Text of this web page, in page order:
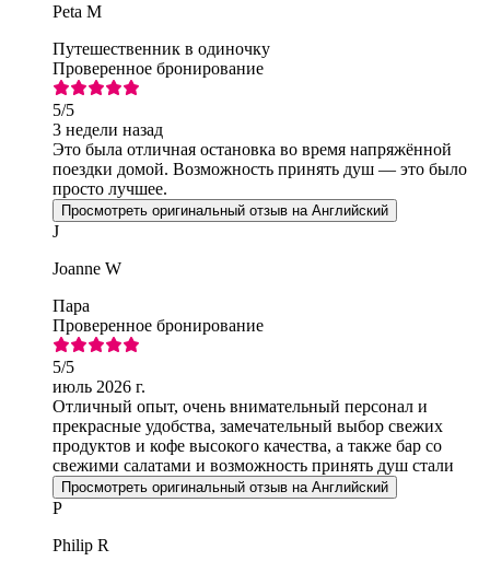
Peta M
Путешественник в одиночку
Проверенное бронирование
5/5
3 недели назад
Это была отличная остановка во время напряжённой
поездки домой. Возможность принять душ — это было
просто лучшее.
Просмотреть оригинальный отзыв на Английский
J
Joanne W
Пара
Проверенное бронирование
5/5
июль 2026 г.
Отличный опыт, очень внимательный персонал и
прекрасные удобства, замечательный выбор свежих
продуктов и кофе высокого качества, а также бар со
свежими салатами и возможность принять душ стали
приятным бонусом.
Просмотреть оригинальный отзыв на Английский
P
Philip R